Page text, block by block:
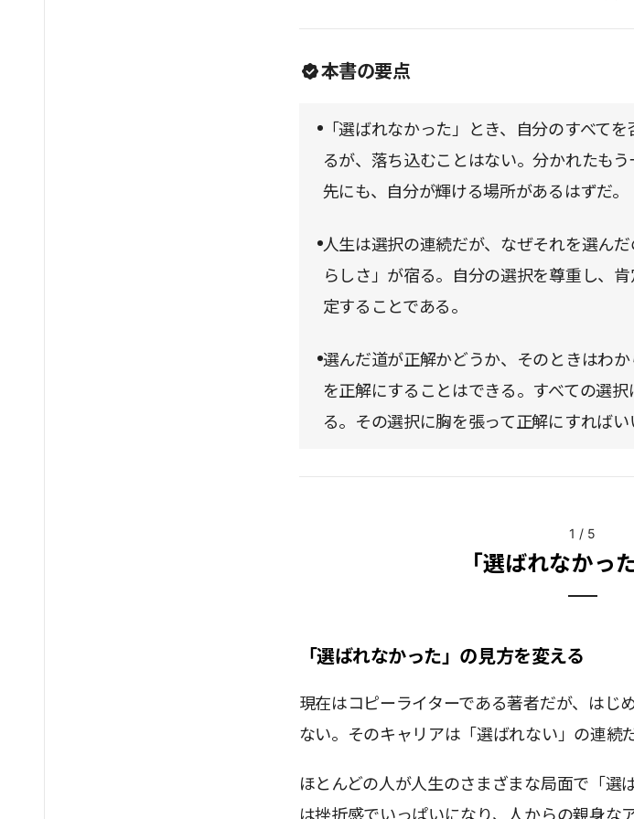
よかった」と思えることだってあるはずなの
本書の要点
「選ばれなかった」とき、自分のすべて
るが、落ち込むことはない。分かれたも
先にも、自分が輝ける場所があるはずだ。
人生は選択の連続だが、なぜそれを選ん
らしさ」が宿る。自分の選択を尊重し、
定することである。
選んだ道が正解かどうか、そのときはわ
を正解にすることはできる。すべての選
る。その選択に胸を張って正解にすればい
1 / 5
「選ばれなかっ
「選ばれなかった」の見方を変える
現在はコピーライターである著者だが、はじ
ない。そのキャリアは「選ばれない」の連続
ほとんどの人が人生のさまざまな局面で「選
は挫折感でいっぱいになり、人からの親身な